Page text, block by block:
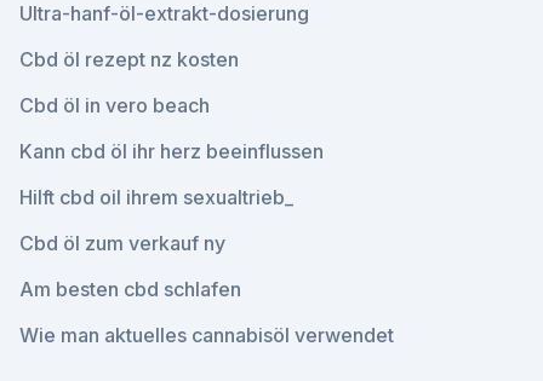
Ultra-hanf-öl-extrakt-dosierung
Cbd öl rezept nz kosten
Cbd öl in vero beach
Kann cbd öl ihr herz beeinflussen
Hilft cbd oil ihrem sexualtrieb_
Cbd öl zum verkauf ny
Am besten cbd schlafen
Wie man aktuelles cannabisöl verwendet